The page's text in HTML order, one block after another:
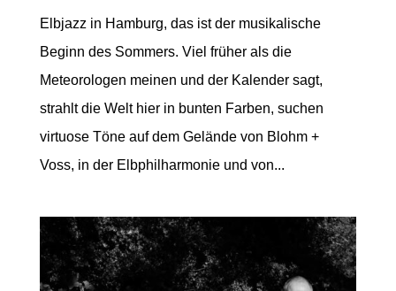
Elbjazz in Hamburg, das ist der musikalische
Beginn des Sommers. Viel früher als die
Meteorologen meinen und der Kalender sagt,
strahlt die Welt hier in bunten Farben, suchen
virtuose Töne auf dem Gelände von Blohm +
Voss, in der Elbphilharmonie und von...